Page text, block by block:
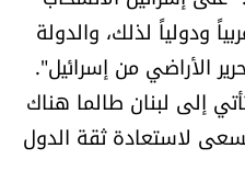
ودولياً لذلك، والدولة
الأراضي من إسرائيل".
إلى لبنان طالما هناك
لاستعادة ثقة الدول